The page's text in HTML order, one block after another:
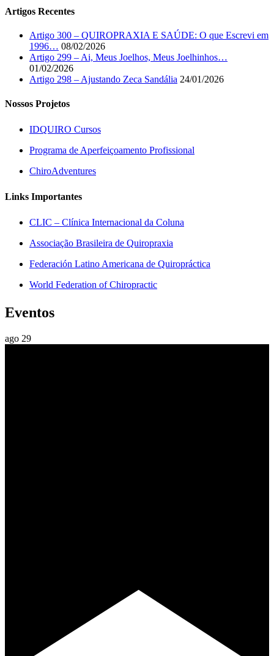
Artigos Recentes
Artigo 300 – QUIROPRAXIA E SAÚDE: O que Escrevi em
1996… 08/02/2026
Artigo 299 – Ai, Meus Joelhos, Meus Joelhinhos…
01/02/2026
Artigo 298 – Ajustando Zeca Sandália 24/01/2026
Nossos Projetos
IDQUIRO Cursos
Programa de Aperfeiçoamento Profissional
ChiroAdventures
Links Importantes
CLIC – Clínica Internacional da Coluna
Associação Brasileira de Quiropraxia
Federación Latino Americana de Quiropráctica
World Federation of Chiropractic
Eventos
ago 29